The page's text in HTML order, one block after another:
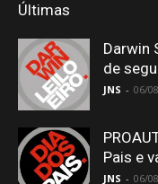
Últimas
Darwin
de
JNS - 06/
Pais e
JNS - 06/